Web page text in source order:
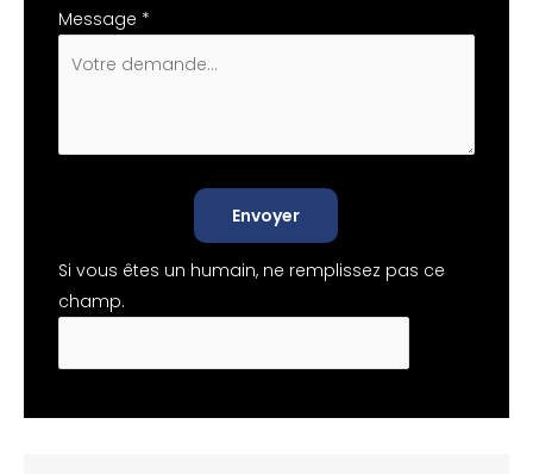
Message *
Envoyer
Si vous êtes un humain, ne remplissez pas ce
champ.